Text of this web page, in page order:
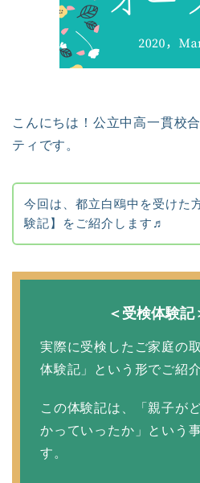
こんにちは！公立中高一貫校
ティです。
今回は、都立白鴎中を受けた
験記】をご紹介します♬
＜受検体験
実際に受検したご家庭の
体験記」という形でご紹
この体験記は、「親子が
かっていったか」という
す。